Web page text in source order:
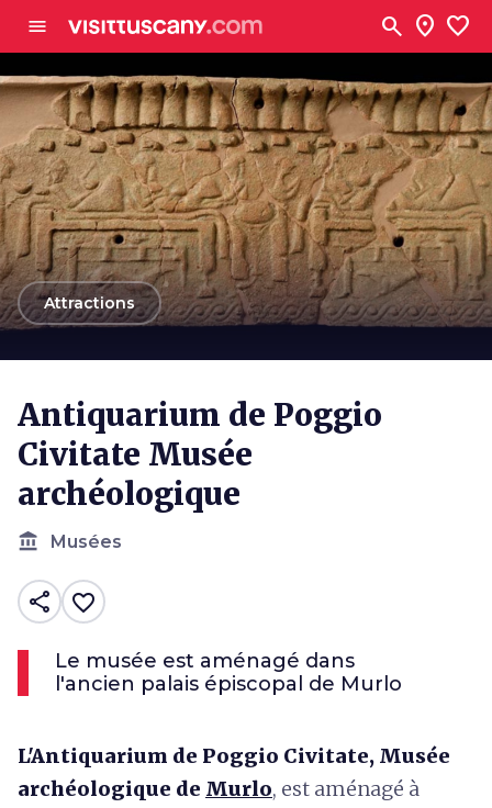
menu search location_on favorite
arrow_backAttractions
Antiquarium de Poggio
Civitate Musée
archéologique
account_balance Musées
share favorite_border
Le musée est aménagé dans
l'ancien palais épiscopal de Murlo
L'Antiquarium de Poggio Civitate, Musée
archéologique de Murlo, est aménagé à